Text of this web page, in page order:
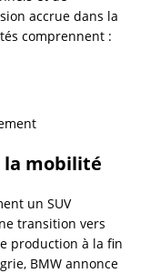
accrue dans la
comprennent :
la mobilité
un SUV
transition vers
production à la fin
BMW annonce